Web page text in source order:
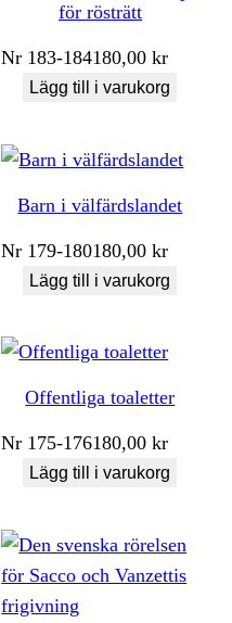
för rösträtt
Nr 183-184180,00kr
Lägg till i varukorg
Barn i välfärdslandet
Nr 179-180180,00kr
Lägg till i varukorg
Offentliga toaletter
Nr 175-176180,00kr
Lägg till i varukorg